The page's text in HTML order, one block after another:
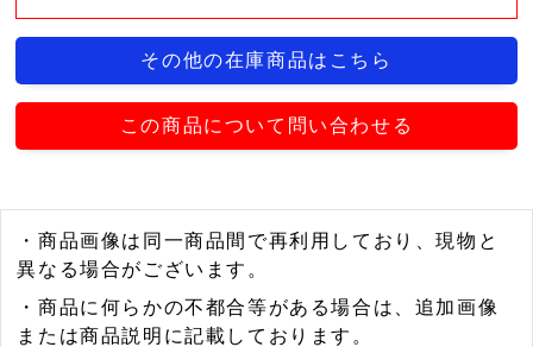
その他の在庫商品はこちら
この商品について問い合わせる
・商品画像は同一商品間で再利用しており、現物と
異なる場合がございます。
・商品に何らかの不都合等がある場合は、追加画像
または商品説明に記載しております。